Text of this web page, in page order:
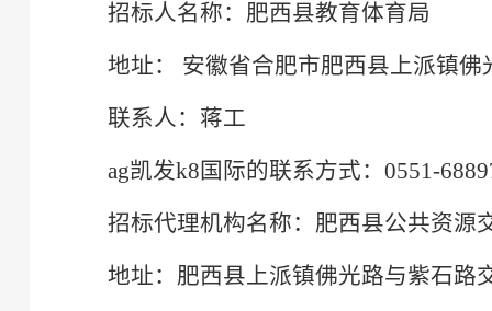
招标人名称：肥西县教育体育局
地址： 安徽省合肥市肥西县上派镇佛
联系人：蒋工
ag凯发k8国际的联系方式：0551-
招标代理机构名称：肥西县公共资源
地址：肥西县上派镇佛光路与紫石路